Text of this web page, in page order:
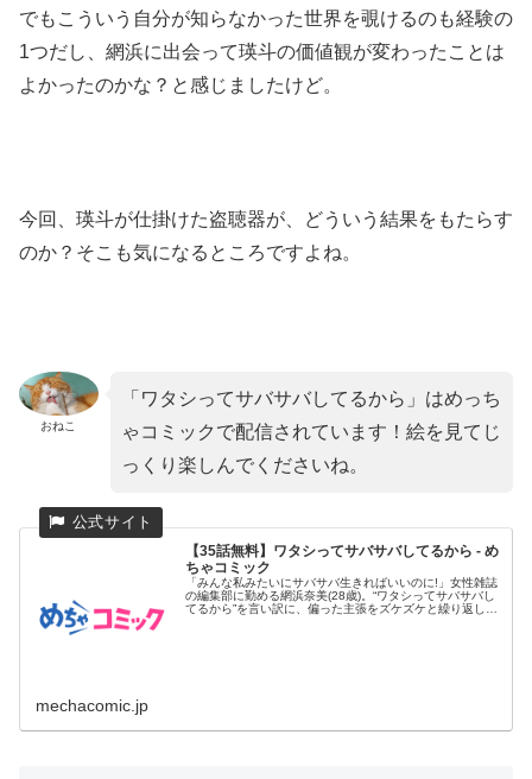
でもこういう自分が知らなかった世界を覗けるのも経験の
1つだし、網浜に出会って瑛斗の価値観が変わったことは
よかったのかな？と感じましたけど。
今回、瑛斗が仕掛けた盗聴器が、どういう結果をもたらす
のか？そこも気になるところですよね。
おねこ
「ワタシってサバサバしてるから」はめっち
ゃコミックで配信されています！絵を見てじ
っくり楽しんでくださいね。
【35話無料】ワタシってサバサバしてるから - め
ちゃコミック
「みんな私みたいにサバサバ生きればいいのに!」女性雑誌
の編集部に勤める網浜奈美(28歳)。“ワタシってサバサバし
てるから”を言い訳に、偏った主張をズケズケと繰り返し、
mechacomic.jp